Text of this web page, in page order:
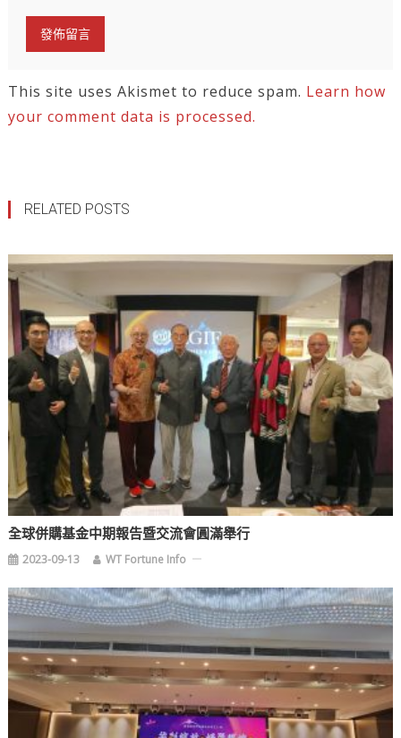
This site uses Akismet to reduce spam. Learn how
your comment data is processed.
RELATED POSTS
全球併購基金中期報告暨交流會圓滿舉行
2023-09-13 WT Fortune Info